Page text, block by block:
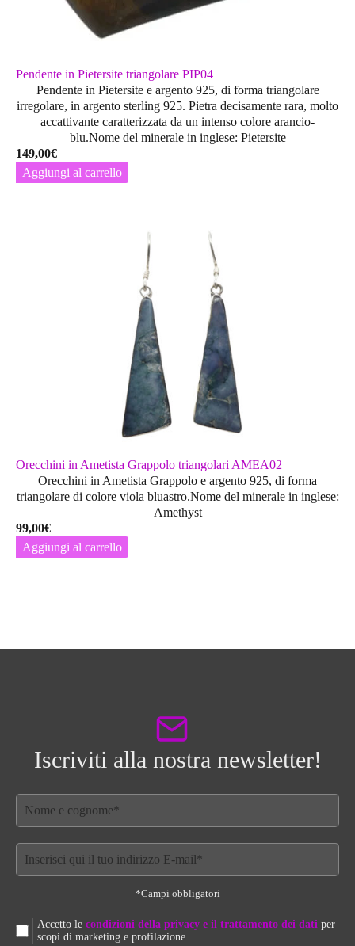
Pendente in Pietersite triangolare PIP04
Pendente in Pietersite e argento 925, di forma triangolare
irregolare, in argento sterling 925. Pietra decisamente rara, molto
accattivante caratterizzata da un intenso colore arancio-
blu.Nome del minerale in inglese: Pietersite
149,00€
Aggiungi al carrello
Orecchini in Ametista Grappolo triangolari AMEA02
Orecchini in Ametista Grappolo e argento 925, di forma
triangolare di colore viola bluastro.Nome del minerale in inglese:
Amethyst
99,00€
Aggiungi al carrello
Iscriviti alla nostra newsletter!
*Campi obbligatori
Accetto le condizioni della privacy e il trattamento dei dati per
scopi di marketing e profilazione